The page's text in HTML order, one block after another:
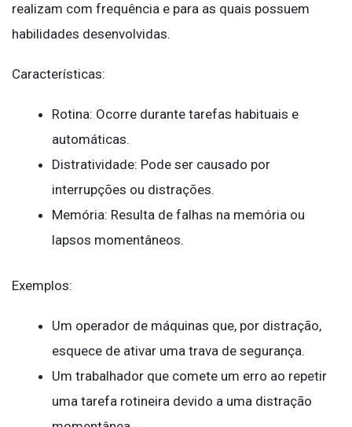
realizam com frequência e para as quais possuem
habilidades desenvolvidas.
Características:
Rotina: Ocorre durante tarefas habituais e
automáticas.
Distratividade: Pode ser causado por
interrupções ou distrações.
Memória: Resulta de falhas na memória ou
lapsos momentâneos.
Exemplos:
Um operador de máquinas que, por distração,
esquece de ativar uma trava de segurança.
Um trabalhador que comete um erro ao repetir
uma tarefa rotineira devido a uma distração